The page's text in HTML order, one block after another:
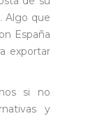
Algo que
España
exportar
si no
y